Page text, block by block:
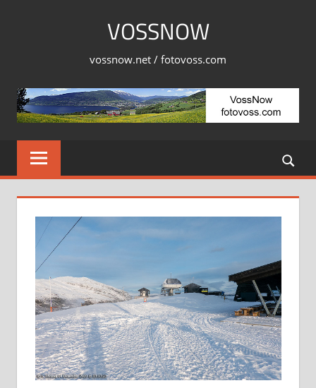
VOSSNOW
vossnow.net / fotovoss.com